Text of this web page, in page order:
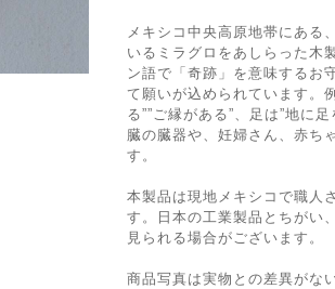
メキシコ中央高原地帯にある
いるミラグロをあしらった木
ン語で「奇跡」を意味するお
て願いが込められています。
る””ご縁がある”、足は”地に
臓の臓器や、妊婦さん、赤ち
す。
本製品は現地メキシコで職人
す。日本の工業製品とちがい
見られる場合がございます。
商品写真は実物との差異がな